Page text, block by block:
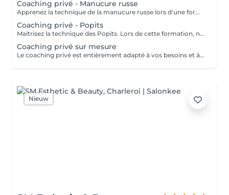
Coaching privé - Manucure russe
Apprenez la technique de la manucure russe lors d'une formation privée. Vous découvrirez les gestes précis, le protocole complet, le choix et l'utilisation des embouts, le travail sécurisé de la cutilcule ainsi que les bonnes pratiques pour obtenir une préparation impeccable. Cette formation est adaptée à tous. Programme : Théorie complète de l'ongle et des embouts - explication du protocole et démonstration - application pratique de l'élève- photos Obtention d'un certificat
Coaching privé - Popits
Maitrisez la technique des Popits. Lors de cette formation, nous ferons un récapitulatif sur la manucure russe, ensuite vous apprendrez à réaliser des rallongements respectant l'architecture de l'ongle, solides et parfaitement structurés. Programme : théorie sur les différentes morphologies de l'ongle - préparation de l'ongle naturel - choix et adaptation des popits selon la morphologie de l'ongle - construction, mise en forme - Prise de photos - Obtention d'un certificat
Coaching privé sur mesure
Le coaching privé est entièrement adapté à vos besoins et à vos objectifs. Ensemble, nous analyserons votre technique afin d'identifier vos points forts et les axes d'amélioration. Nous pouvons voir ensemble différentes techniques de nail art, comment réaliser une french reverse, ou toute autre technique/prestation que vous souhaiteriez améliorer. Programme : à prévoir avec l'élève
Nieuw